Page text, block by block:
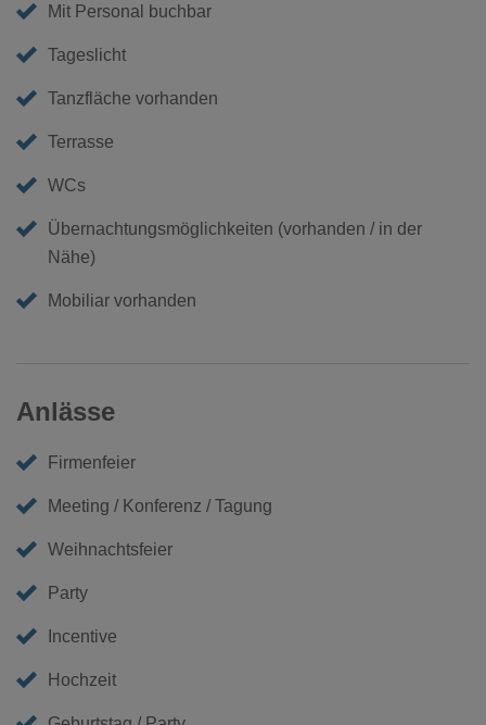
Mit Personal buchbar
Tageslicht
Tanzfläche vorhanden
Terrasse
WCs
Übernachtungsmöglichkeiten (vorhanden / in der
Nähe)
Mobiliar vorhanden
Anlässe
Firmenfeier
Meeting / Konferenz / Tagung
Weihnachtsfeier
Party
Incentive
Hochzeit